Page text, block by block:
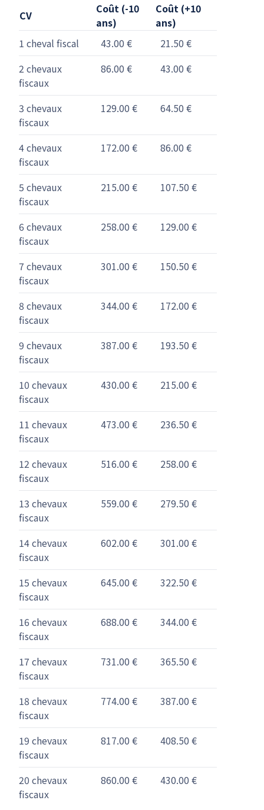
CV
Coût (-10
ans)
Coût (+10
ans)
1 cheval fiscal
43.00 €
21.50 €
2 chevaux
fiscaux
86.00 € 43.00 €
3 chevaux
fiscaux
129.00 € 64.50 €
4 chevaux
fiscaux
172.00 € 86.00 €
5 chevaux
fiscaux
215.00 € 107.50 €
6 chevaux
fiscaux
258.00 € 129.00 €
7 chevaux
fiscaux
301.00 € 150.50 €
8 chevaux
fiscaux
344.00 € 172.00 €
9 chevaux
fiscaux
387.00 € 193.50 €
10 chevaux
fiscaux
430.00 € 215.00 €
11 chevaux
fiscaux
473.00 € 236.50 €
12 chevaux
fiscaux
516.00 € 258.00 €
13 chevaux
fiscaux
559.00 € 279.50 €
14 chevaux
fiscaux
602.00 € 301.00 €
15 chevaux
fiscaux
645.00 € 322.50 €
16 chevaux
fiscaux
688.00 € 344.00 €
17 chevaux
fiscaux
731.00 € 365.50 €
18 chevaux
fiscaux
774.00 € 387.00 €
19 chevaux
fiscaux
817.00 € 408.50 €
20 chevaux
fiscaux
860.00 € 430.00 €